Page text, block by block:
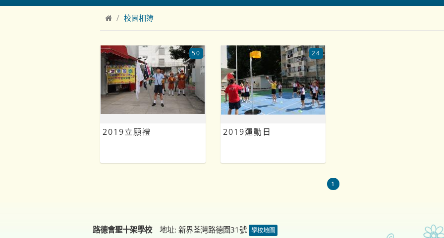
校園相簿
2019立願禮
50
2019運動日
24
1
路德會聖十架學校 地址: 新界荃灣路德圍31號 學校地圖